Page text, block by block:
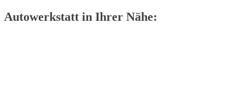
Autowerkstatt in Ihrer Nähe: